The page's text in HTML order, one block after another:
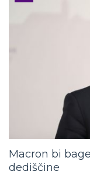
Macron bi
dediščine